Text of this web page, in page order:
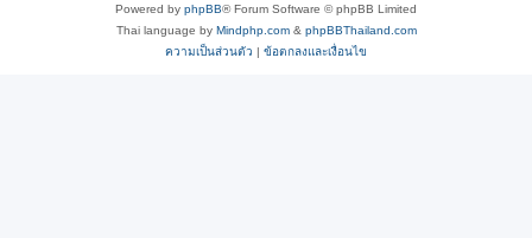
Powered by phpBB® Forum Software © phpBB Limited
Thai language by Mindphp.com& phpBBThailand.com
ความเป็นส่วนตัว | ข้อตกลงและเงื่อนไข